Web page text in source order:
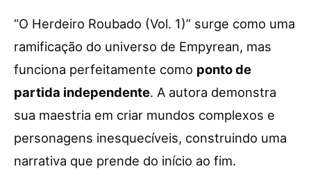
“O Herdeiro Roubado (Vol. 1)” surge como uma
ramificação do universo de Empyrean, mas
funciona perfeitamente como ponto de
partida independente. A autora demonstra
sua maestria em criar mundos complexos e
personagens inesquecíveis, construindo uma
narrativa que prende do início ao fim.